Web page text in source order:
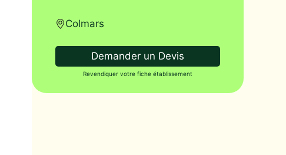
Colmars
Demander un Devis
Revendiquer votre fiche établissement